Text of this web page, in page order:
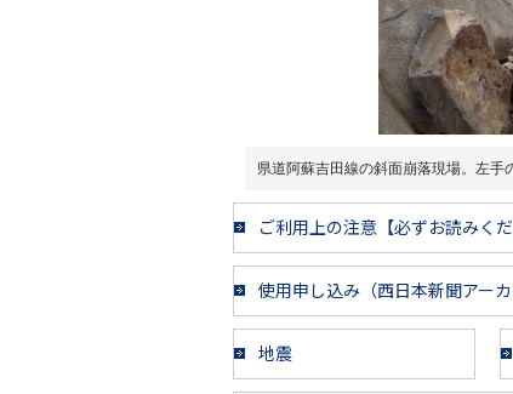
県道阿蘇吉田線の斜面崩落現場。左手
ご利用上の注意【必ずお読みくだ
使用申し込み（西日本新聞アーカ
地震